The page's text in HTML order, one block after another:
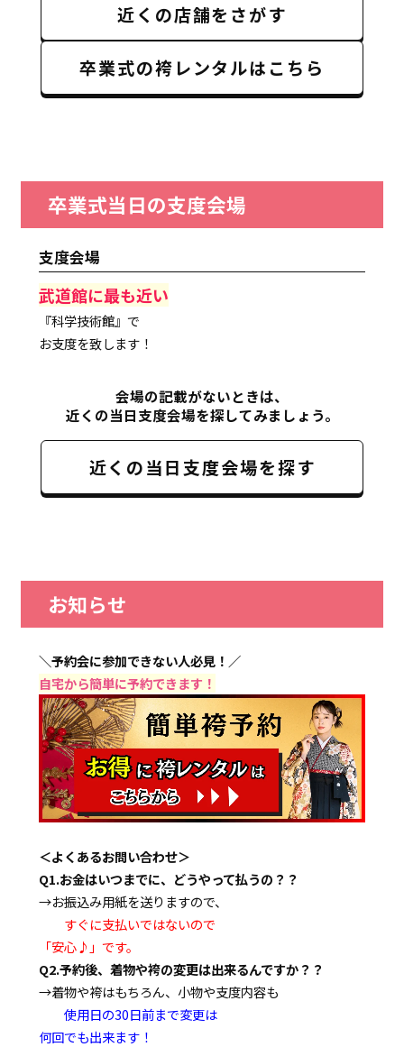
近くの店舗をさがす
卒業式の袴レンタルはこちら
卒業式当日の支度会場
支度会場
武道館に最も近い
『科学技術館』で
お支度を致します！
会場の記載がないときは、
近くの当日支度会場を探してみましょう。
近くの当日支度会場を探す
お知らせ
＼予約会に参加できない人必見！／
自宅から簡単に予約できます！
＜よくあるお問い合わせ＞
Q1.お金はいつまでに、どうやって払うの？？
→お振込み用紙を送りますので、
すぐに支払いではないので
「安心♪」です。
Q2.予約後、着物や袴の変更は出来るんですか？？
→着物や袴はもちろん、小物や支度内容も
使用日の30日前まで変更は
何回でも出来ます！